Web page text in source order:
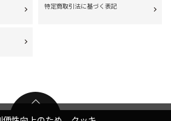
特定商取引法に基づく表記